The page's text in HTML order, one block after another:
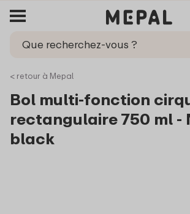
< retour à Mepal
Bol multi-fonction
rectangulaire 750 ml -
black